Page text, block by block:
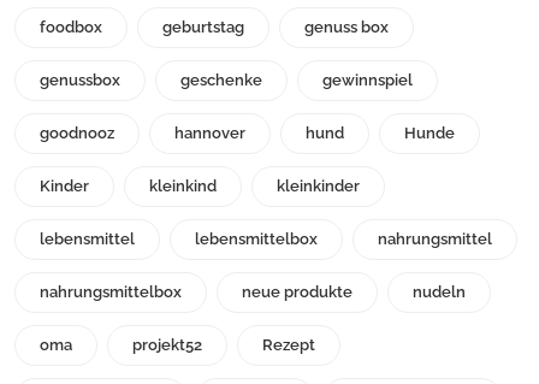
foodbox geburtstag genuss box
genussbox geschenke gewinnspiel
goodnooz hannover hund Hunde
Kinder kleinkind kleinkinder
lebensmittel lebensmittelbox nahrungsmittel
nahrungsmittelbox neue produkte nudeln
oma projekt52 Rezept